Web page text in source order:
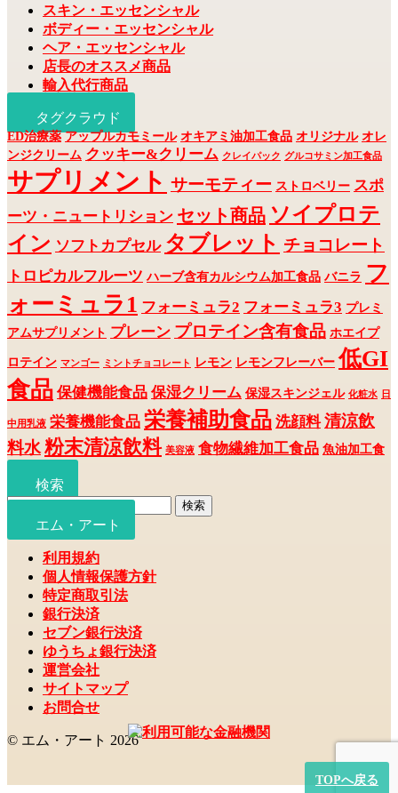
TOPへ戻る
スキン・エッセンシャル
ボディー・エッセンシャル
ヘア・エッセンシャル
店長のオススメ商品
輸入代行商品
タグクラウド
ED治療薬 アップルカモミール オキアミ油加工食品 オリジナル オレ
ンジクリーム クッキー&クリーム クレイパック グルコサミン加工食品
サプリメント サーモティー ストロベリー スポ
ーツ・ニュートリション セット商品 ソイプロテ
イン ソフトカプセル タブレット チョコレート
トロピカルフルーツ ハーブ含有カルシウム加工食品 バニラ フ
ォーミュラ1 フォーミュラ2 フォーミュラ3 プレミ
アムサプリメント プレーン プロテイン含有食品 ホエイプ
ロテイン マンゴー ミントチョコレート レモン レモンフレーバー 低GI
食品 保健機能食品 保湿クリーム 保湿スキンジェル 化粧水 日
中用乳液 栄養機能食品 栄養補助食品 洗顔料 清涼飲
料水粉末清涼飲料 美容液 食物繊維加工食品 魚油加工食
検索
検
対
検索
エム・アート
利用規約
個人情報保護方針
特定商取引法
銀行決済
セブン銀行決済
ゆうちょ銀行決済
運営会社
サイトマップ
お問合せ
© エム・アート 2026